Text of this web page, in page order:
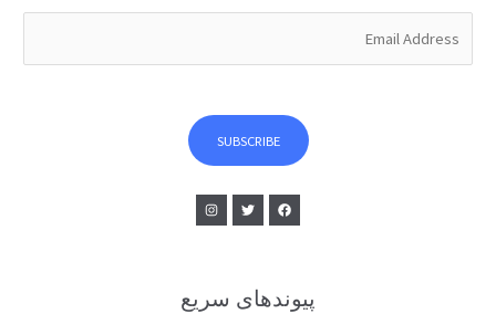
SUBSCRIBE
پیوندهای سریع